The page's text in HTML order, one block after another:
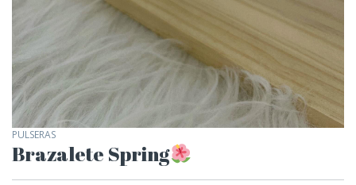
PULSERAS
Brazalete Spring